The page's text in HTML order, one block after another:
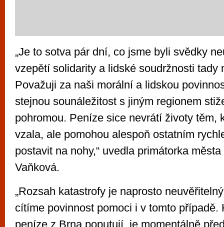
„Je to sotva pár dní, co jsme byli svědky
vzepětí solidarity a lidské soudržnosti tady
Považuji za naši morální a lidskou
stejnou sounáležitost s jiným regionem
pohromou. Peníze sice nevrátí životy těm,
vzala, ale pomohou alespoň ostatním
postavit na nohy,“ uvedla primátorka
Vaňková.
„Rozsah katastrofy je naprosto
cítíme povinnost pomoci i v tomto případě.
peníze z Brna poputují, je momentálně